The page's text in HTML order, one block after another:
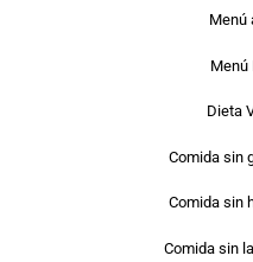
Menú
Menú
Dieta
Comida sin
Comida sin
Comida sin